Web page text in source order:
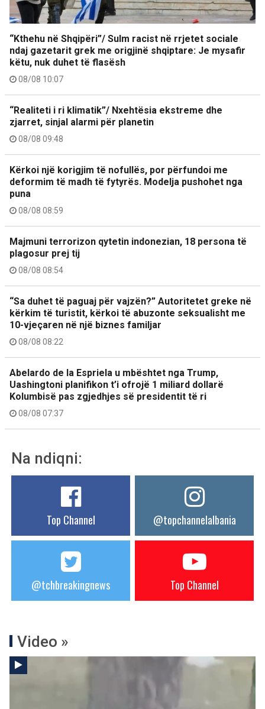
“Kthehu në Shqipëri”/ Sulm racist në rrjetet sociale
ndaj gazetarit grek me origjinë shqiptare: Je mysafir
këtu, nuk duhet të flasësh
08/08 10:07
“Realiteti i ri klimatik”/ Nxehtësia ekstreme dhe
zjarret, sinjal alarmi për planetin
08/08 09:48
Kërkoi një korigjim të nofullës, por përfundoi me
deformim të madh të fytyrës. Modelja pushohet nga
puna
08/08 08:59
Majmuni terrorizon qytetin indonezian, 18 persona të
plagosur prej tij
08/08 08:54
“Sa duhet të paguaj për vajzën?” Autoritetet greke në
kërkim të turistit, kërkoi të abuzonte seksualisht me
10-vjeçaren në një biznes familjar
08/08 08:22
Abelardo de la Espriela u mbështet nga Trump,
Uashingtoni planifikon t’i ofrojë 1 miliard dollarë
Kolumbisë pas zgjedhjes së presidentit të ri
08/08 07:37
Na ndiqni:
Top Channel @topchannelalbania
@tchbreakingnews Top Channel
Video »